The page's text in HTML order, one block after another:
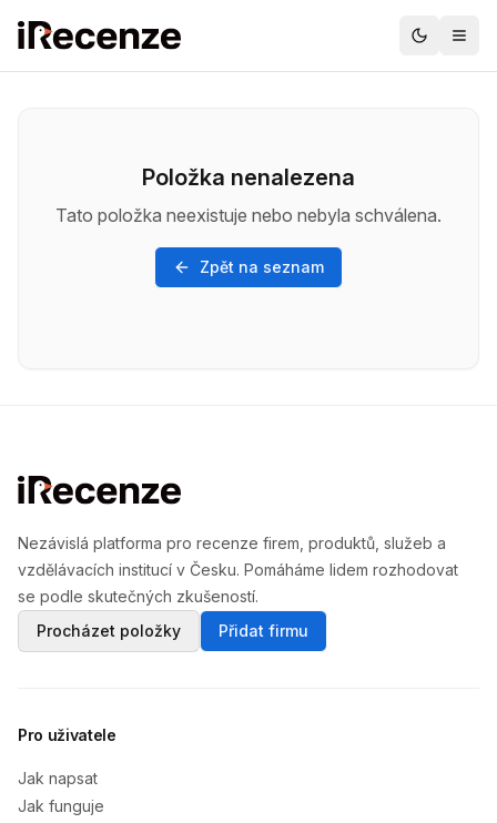
Položka nenalezena
Tato položka neexistuje nebo nebyla schválena.
Zpět na seznam
Nezávislá platforma pro recenze firem, produktů, služeb a
vzdělávacích institucí v Česku. Pomáháme lidem rozhodovat
se podle skutečných zkušeností.
Procházet položky
Přidat firmu
Pro uživatele
Jak napsat
Jak funguje